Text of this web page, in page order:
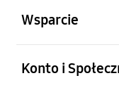
Wsparcie
Konto i